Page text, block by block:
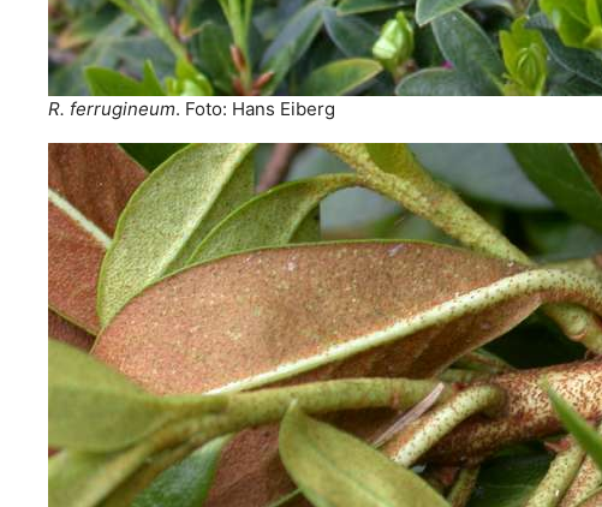
R. ferrugineum. Foto: Hans Eiberg